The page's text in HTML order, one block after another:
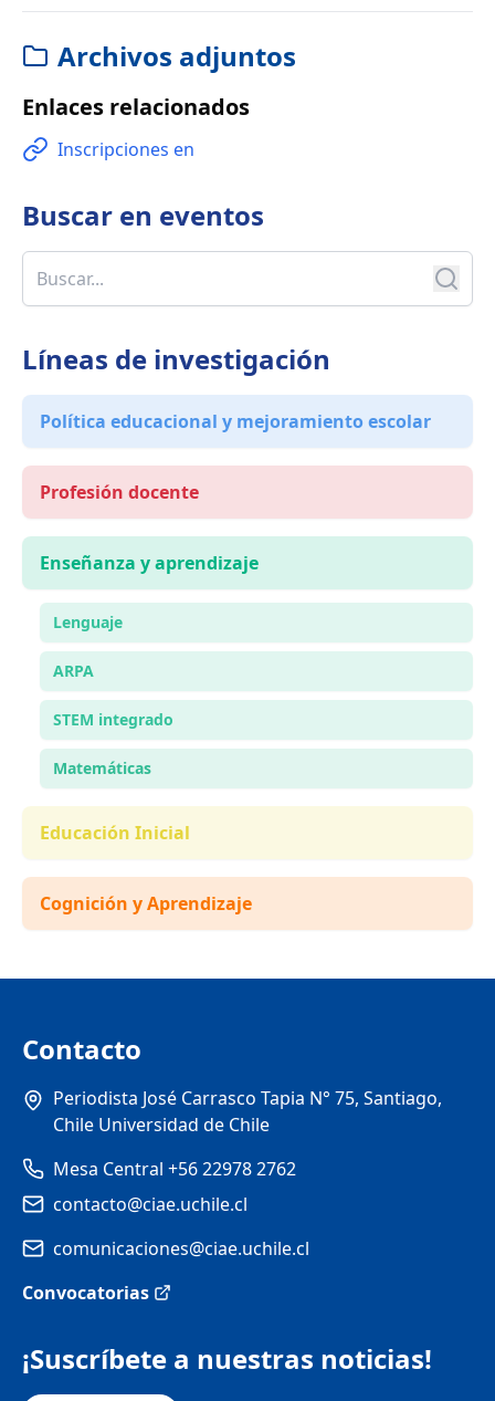
Archivos adjuntos
Enlaces relacionados
Inscripciones en
Buscar en eventos
Líneas de investigación
Política educacional y mejoramiento escolar
Profesión docente
Enseñanza y aprendizaje
Lenguaje
ARPA
STEM integrado
Matemáticas
Educación Inicial
Cognición y Aprendizaje
Contacto
Periodista José Carrasco Tapia N° 75, Santiago,
Chile Universidad de Chile
Mesa Central +56 22978 2762
contacto@ciae.uchile.cl
comunicaciones@ciae.uchile.cl
Convocatorias
¡Suscríbete a nuestras noticias!